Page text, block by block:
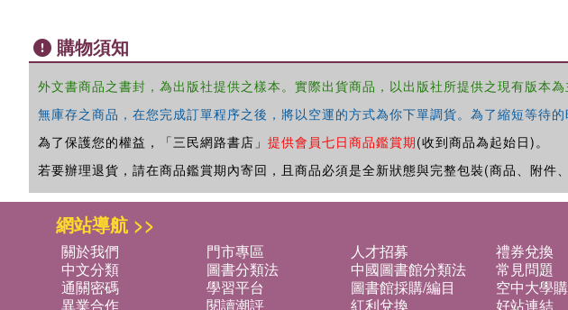
購物須知
外文書商品之書封，為出版社提供之樣本。實際出貨商品，以出版社所提供之現有版本
無庫存之商品，在您完成訂單程序之後，將以空運的方式為你下單調貨。為了縮短等待
為了保護您的權益，「三民網路書店」 提供會員七日商品鑑賞期(收到商品為起始日)。
若要辦理退貨，請在商品鑑賞期內寄回，且商品必須是全新狀態與完整包裝(商品、附件
網站導航 >>
關於我們 門市專區 人才招募 禮券兌換
中文分類
圖書分類法 中國圖書館分類法 常見問題
通關密碼
學習平台 圖書館採購/編目 空中大學
異業合作
閱讀潮評 紅利兌換 好站連結